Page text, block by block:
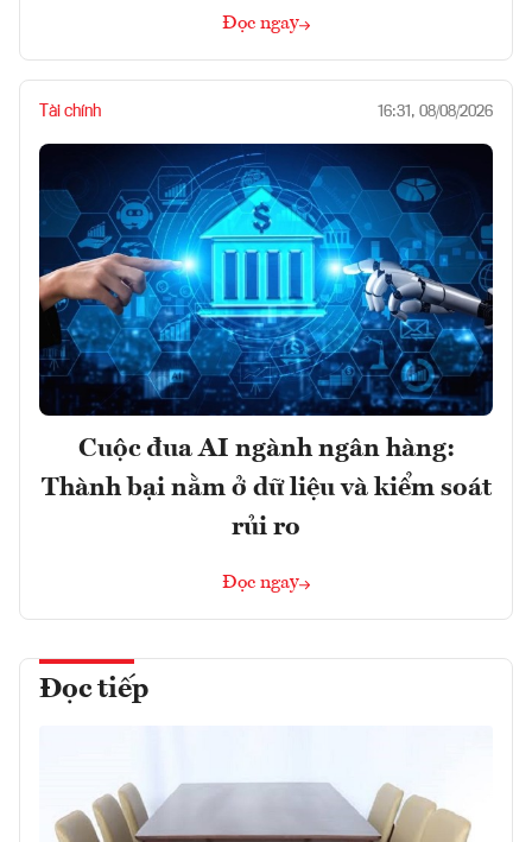
Đọc ngay
Tài chính 16:31, 08/08/2026
Cuộc đua AI ngành ngân hàng:
Thành bại nằm ở dữ liệu và kiểm soát
rủi ro
Đọc ngay
Đọc tiếp